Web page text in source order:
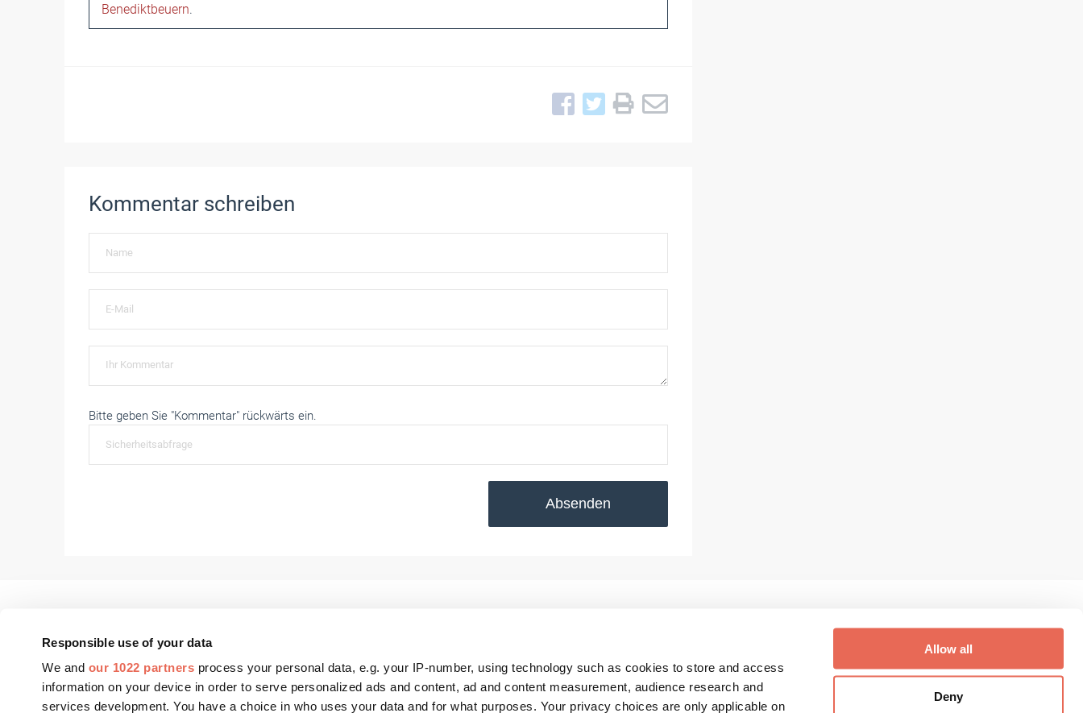
Responsible use of your data
We and our 1022 partners process your personal data, e.g. your IP-number, using technology such as cookies to store and access
information on your device in order to serve personalized ads and content, ad and content measurement, audience research and
services development. You have a choice in who uses your data and for what purposes. Your privacy choices are only applicable on
Allow all
Deny
Benediktbeuern.
Kommentar schreiben
Bitte geben Sie "Kommentar" rückwärts ein.
Absenden
FASSADE Aktuell
FASSADE BIM
Fenster+Glas Aktuell
Fenster+Glas Fachartikel
RTS Aktuell
RTS Messezeitung
FoWi Aktuell
Digithek Registrierung